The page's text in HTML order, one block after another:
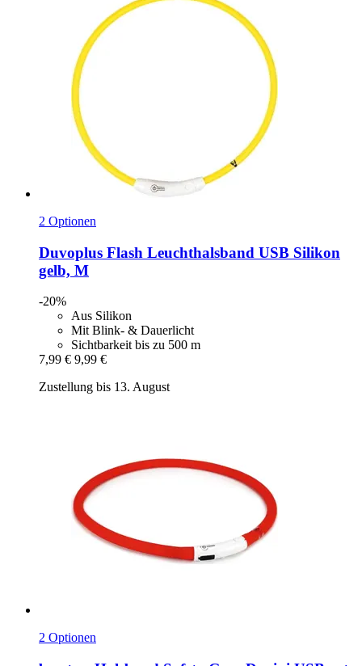
2 Optionen
Duvoplus Flash Leuchthalsband USB Silikon
gelb, M
-20%
Aus Silikon
Mit Blink- & Dauerlicht
Sichtbarkeit bis zu 500 m
7,99 € 9,99 €
Zustellung bis 13. August
2 Optionen